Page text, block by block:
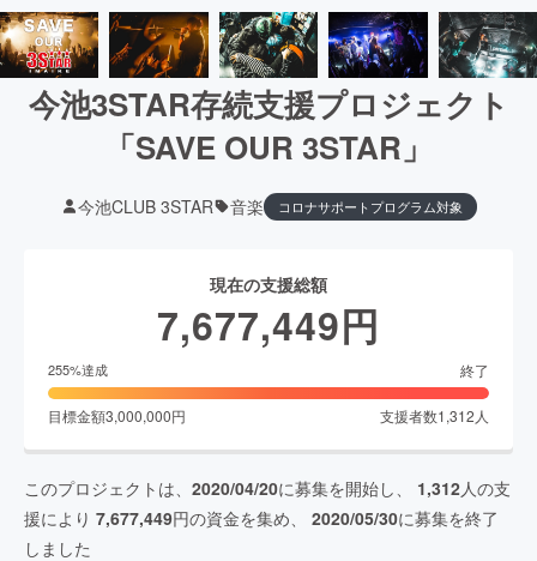
今池3STAR存続支援プロジェクト
「SAVE OUR 3STAR」
今池CLUB 3STAR 音楽 コロナサポートプログラム対象
現在の支援総額
7,677,449円
255%達成 終了
目標金額3,000,000円 支援者数1,312 人
このプロジェクトは、 2020/04/20に募集を開始し、 1,312人の支
援により 7,677,449円の資金を集め、 2020/05/30に募集を終了
しました